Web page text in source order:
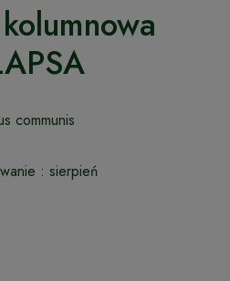
communis
: sierpień